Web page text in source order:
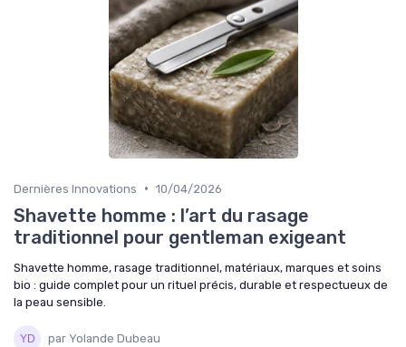
Dernières Innovations • 10/04/2026
Shavette homme : l’art du rasage
traditionnel pour gentleman exigeant
Shavette homme, rasage traditionnel, matériaux, marques et soins
bio : guide complet pour un rituel précis, durable et respectueux de
la peau sensible.
par Yolande Dubeau